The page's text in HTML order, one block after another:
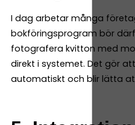
I dag arbetar många
bokföringsprogram bör
fotografera kvitton med
direkt i systemet. Det gör
automatiskt och blir lätta